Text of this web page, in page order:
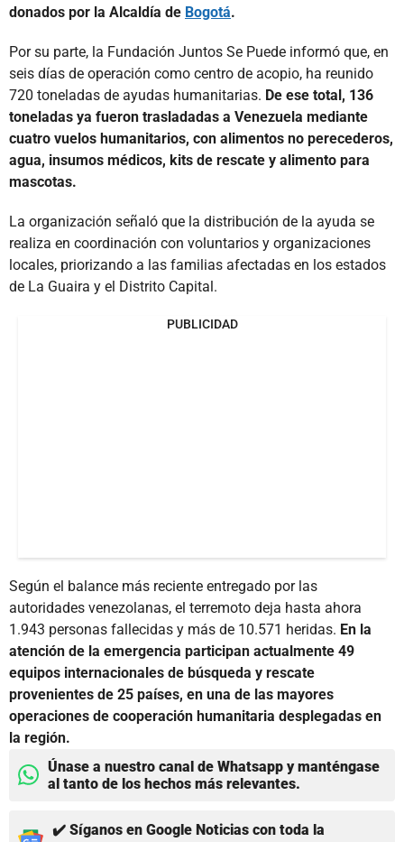
donados por la Alcaldía de Bogotá.
Por su parte, la Fundación Juntos Se Puede informó que, en
seis días de operación como centro de acopio, ha reunido
720 toneladas de ayudas humanitarias. De ese total, 136
toneladas ya fueron trasladadas a Venezuela mediante
cuatro vuelos humanitarios, con alimentos no perecederos,
agua, insumos médicos, kits de rescate y alimento para
mascotas.
La organización señaló que la distribución de la ayuda se
realiza en coordinación con voluntarios y organizaciones
locales, priorizando a las familias afectadas en los estados
de La Guaira y el Distrito Capital.
PUBLICIDAD
Según el balance más reciente entregado por las
autoridades venezolanas, el terremoto deja hasta ahora
1.943 personas fallecidas y más de 10.571 heridas. En la
atención de la emergencia participan actualmente 49
equipos internacionales de búsqueda y rescate
provenientes de 25 países, en una de las mayores
operaciones de cooperación humanitaria desplegadas en
la región.
Únase a nuestro canal de Whatsapp y manténgase
al tanto de los hechos más relevantes.
✔️ Síganos en Google Noticias con toda la